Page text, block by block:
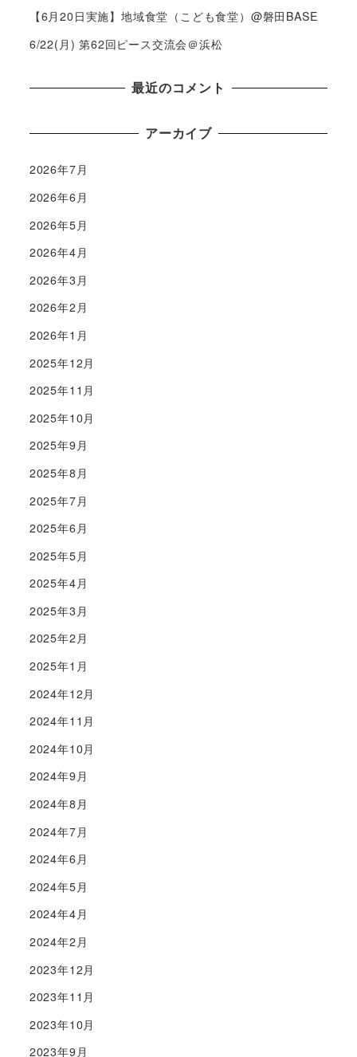
【6月20日実施】地域食堂（こども食堂）@磐田BASE
6/22(月) 第62回ピース交流会＠浜松
最近のコメント
アーカイブ
2026年7月
2026年6月
2026年5月
2026年4月
2026年3月
2026年2月
2026年1月
2025年12月
2025年11月
2025年10月
2025年9月
2025年8月
2025年7月
2025年6月
2025年5月
2025年4月
2025年3月
2025年2月
2025年1月
2024年12月
2024年11月
2024年10月
2024年9月
2024年8月
2024年7月
2024年6月
2024年5月
2024年4月
2024年2月
2023年12月
2023年11月
2023年10月
2023年9月